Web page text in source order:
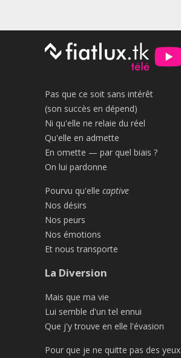
Pas que ce soit sans intérêt
(son succès en dépend)
Ni qu'elle ne relaie du réel
Qu'elle en admette
En omette — par quel biais ?
On lui pardonne
Pourvu qu'elle captive
Nos désirs
Nos peurs
Nos émotions
Et nous transporte
La Diversion
Mais que ma vie
Lui semble d'un tel ennui
Que j'y trouve en elle l'évasion
Pour que je ne quitte pas des yeux